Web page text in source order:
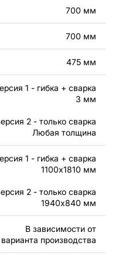
чаши отдельные,
и сварить
700 мм
700 мм
475 мм
1 - гибка + сварка
3 мм
2 - только сварка
Любая толщина
1 - гибка + сварка
1100x1810 мм
2 - только сварка
1940x840 мм
В зависимости от
варианта производства